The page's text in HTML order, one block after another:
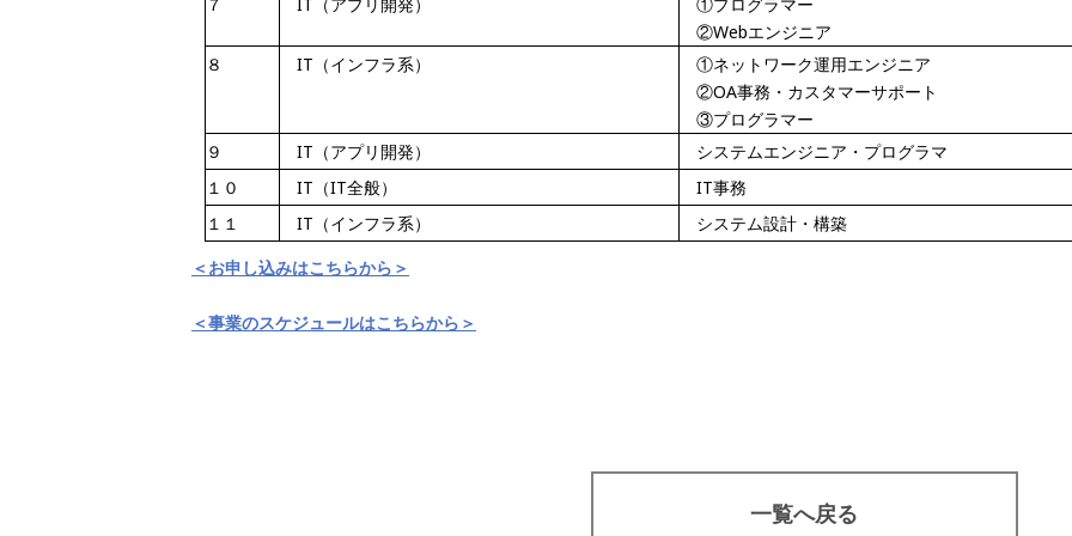
②Webエンジニア
８
IT（インフラ系）
①ネットワーク運用エンジニア
②OA事務・カスタマーサポート
③プログラマー
９
IT（アプリ開発）
システムエンジニア・プログラマ
１０
IT（IT全般）
IT事務
１１
IT（インフラ系） システム設計・構築
＜お申し込みはこちらから＞
＜事業のスケジュールはこちらから＞
一覧へ戻る